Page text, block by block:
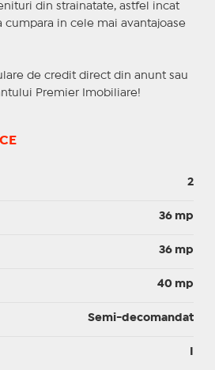
din strainatate, astfel incat
cumpara in cele mai avantajoase
de credit direct din anunt sau
Premier Imobiliare!
2
36 mp
36 mp
40 mp
Semi-decomandat